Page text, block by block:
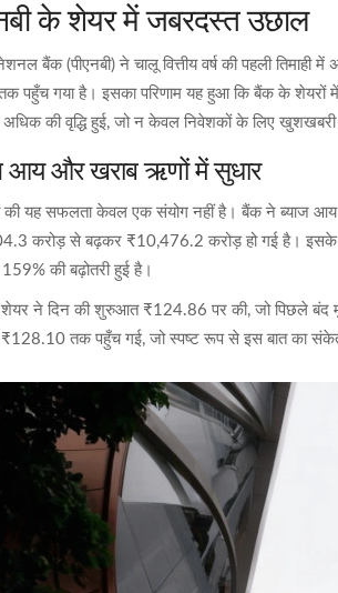
के शेयर में जबरदस्त उछाल
बैंक (पीएनबी) ने चालू वित्तीय वर्ष की पहली
पहुँच गया है। इसका परिणाम यह हुआ कि बैंक के
की वृद्धि हुई, जो न केवल निवेशकों के लिए
आय और खराब ऋणों में सुधार
की यह सफलता केवल एक संयोग नहीं है। बैंक ने ब्याज आय
करोड़ से बढ़कर ₹10,476.2 करोड़ हो गई है। इसके
की बढ़ोतरी हुई है।
ने दिन की शुरुआत ₹124.86 पर की, जो पिछले बंद
तक पहुँच गई, जो स्पष्ट रूप से इस बात का संकेत